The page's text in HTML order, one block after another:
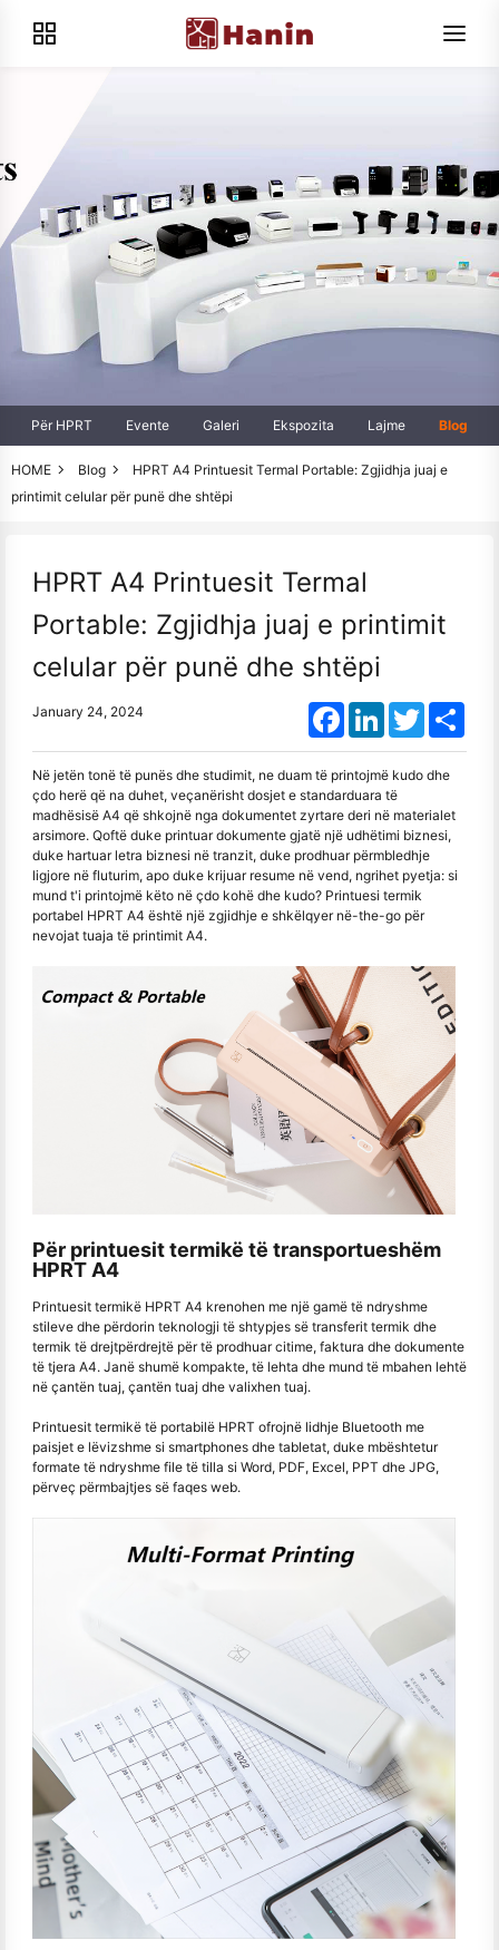
Për HPRT Evente Galeri Ekspozita Lajme Blog
HOME Blog
HPRT A4 Printuesit Termal Portable: Zgjidhja juaj e
printimit celular për punë dhe shtëpi
HPRT A4 Printuesit Termal
Portable: Zgjidhja juaj e printimit
celular për punë dhe shtëpi
January 24, 2024 FacebookLinkedInTwitter
Në jetën tonë të punës dhe studimit, ne duam të printojmë kudo dhe
çdo herë që na duhet, veçanërisht dosjet e standarduara të
madhësisë A4 që shkojnë nga dokumentet zyrtare deri në materialet
arsimore. Qoftë duke printuar dokumente gjatë një udhëtimi biznesi,
duke hartuar letra biznesi në tranzit, duke prodhuar përmbledhje
ligjore në fluturim, apo duke krijuar resume në vend, ngrihet pyetja: si
mund t'i printojmë këto në çdo kohë dhe kudo? Printuesi termik
portabel HPRT A4 është një zgjidhje e shkëlqyer në-the-go për
nevojat tuaja të printimit A4.
Për printuesit termikë të transportueshëm
HPRT A4
Printuesit termikë HPRT A4 krenohen me një gamë të ndryshme
stileve dhe përdorin teknologji të shtypjes së transferit termik dhe
termik të drejtpërdrejtë për të prodhuar citime, faktura dhe dokumente
të tjera A4. Janë shumë kompakte, të lehta dhe mund të mbahen lehtë
në çantën tuaj, çantën tuaj dhe valixhen tuaj.
Printuesit termikë të portabilë HPRT ofrojnë lidhje Bluetooth me
paisjet e lëvizshme si smartphones dhe tabletat, duke mbështetur
formate të ndryshme file të tilla si Word, PDF, Excel, PPT dhe JPG,
përveç përmbajtjes së faqes web.